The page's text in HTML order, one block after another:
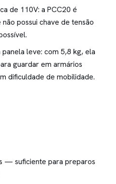
de 110V: a PCC20 é
possui chave de tensão
leve: com 5,8 kg, ela
guardar em armários
dificuldade de mobilidade.
— suficiente para preparos